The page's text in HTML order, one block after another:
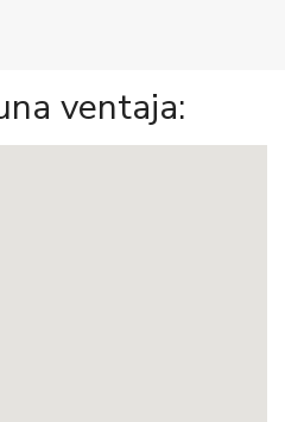
ventaja: